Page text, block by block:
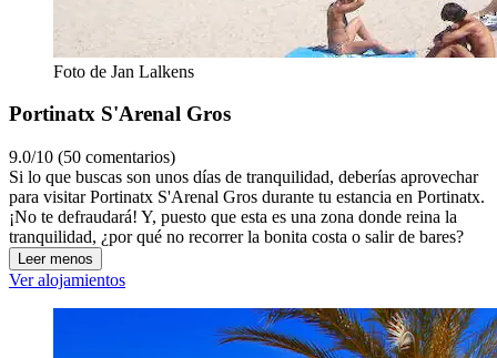
Foto de Jan Lalkens
Portinatx S'Arenal Gros
9.0/10 (50 comentarios)
Si lo que buscas son unos días de tranquilidad, deberías aprovechar
para visitar Portinatx S'Arenal Gros durante tu estancia en Portinatx.
¡No te defraudará! Y, puesto que esta es una zona donde reina la
tranquilidad, ¿por qué no recorrer la bonita costa o salir de bares?
Leer menos
Ver alojamientos